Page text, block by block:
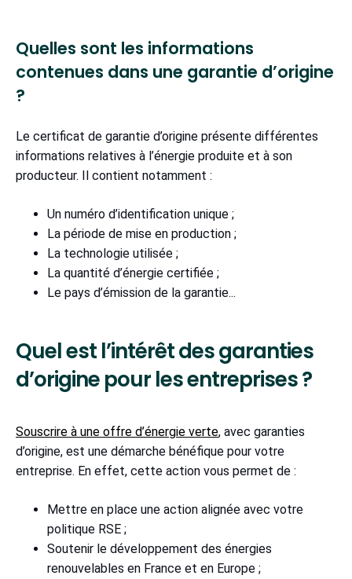
Quelles sont les informations
contenues dans une garantie d’origine
?
Le certificat de garantie d’origine présente différentes
informations relatives à l’énergie produite et à son
producteur. Il contient notamment :
Un numéro d’identification unique ;
La période de mise en production ;
La technologie utilisée ;
La quantité d’énergie certifiée ;
Le pays d’émission de la garantie...
Quel est l’intérêt des garanties
d’origine pour les entreprises ?
Souscrire à une offre d’énergie verte, avec garanties
d’origine, est une démarche bénéfique pour votre
entreprise. En effet, cette action vous permet de :
Mettre en place une action alignée avec votre
politique RSE ;
Soutenir le développement des énergies
renouvelables en France et en Europe ;